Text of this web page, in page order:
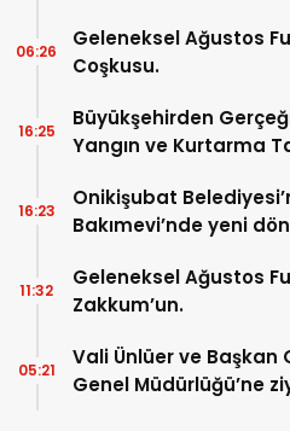
Geleneksel Ağustos
Coşkusu.
06:26
Büyükşehirden
Yangın ve Kurtarma
16:25
Onikişubat
Bakımevi’nde yeni
16:23
Geleneksel Ağustos
Zakkum’un.
11:32
Vali Ünlüer ve Başkan
Genel Müdürlüğü’ne
05:21